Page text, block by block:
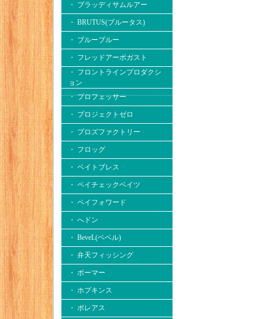
・ ブラッディサムルアー
・ BRUTUS(ブルータス)
・ ブルーブルー
・ フレッドアーボガスト
・ フロントラインプロダクシ
ョン
・ プロフェッサー
・ プロジェクトゼロ
・ プロズファクトリー
・ フロッグ
・ ベイトブレス
・ ペイチェックベイツ
・ ペイフォワード
・ へドン
・ BeveL(ベベル)
・ 弁天フィッシング
・ ボーマー
・ ホプキンス
・ ボレアス